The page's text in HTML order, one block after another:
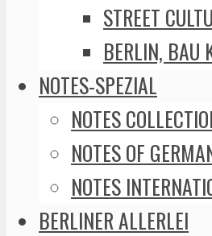
STREET
BERLIN, BAU
NOTES-SPEZIAL
NOTES
NOTES OF
NOTES
BERLINER ALLERLEI